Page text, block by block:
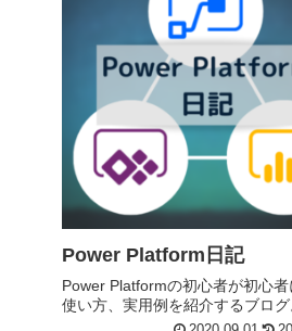
Power Platform日記
Power Platformの初心者が初心者
使い方、実用例を紹介するブログ